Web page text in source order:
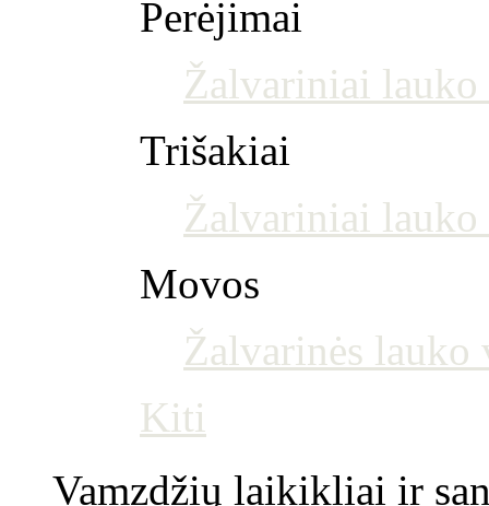
Perėjimai
Žalvariniai
Trišakiai
Žalvariniai
Movos
Žalvarinės lauko
Kiti
Vamzdžių laikikliai ir